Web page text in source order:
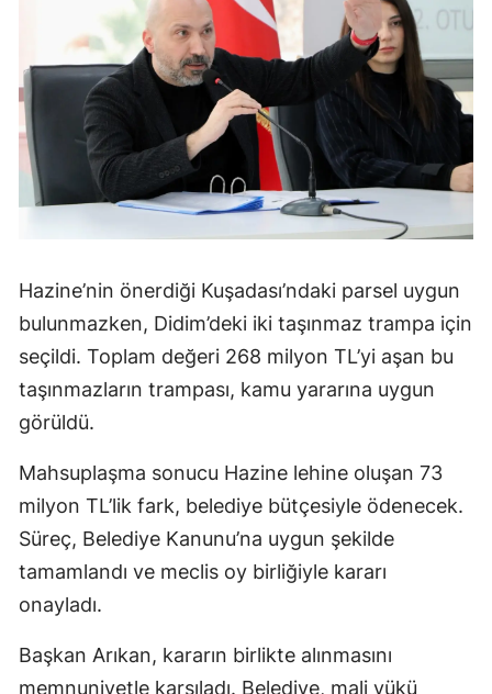
Hazine’nin önerdiği Kuşadası’ndaki parsel uygun
bulunmazken, Didim’deki iki taşınmaz trampa için
seçildi. Toplam değeri 268 milyon TL’yi aşan bu
taşınmazların trampası, kamu yararına uygun
görüldü.
Mahsuplaşma sonucu Hazine lehine oluşan 73
milyon TL’lik fark, belediye bütçesiyle ödenecek.
Süreç, Belediye Kanunu’na uygun şekilde
tamamlandı ve meclis oy birliğiyle kararı
onayladı.
Başkan Arıkan, kararın birlikte alınmasını
memnuniyetle karşıladı. Belediye, mali yükü